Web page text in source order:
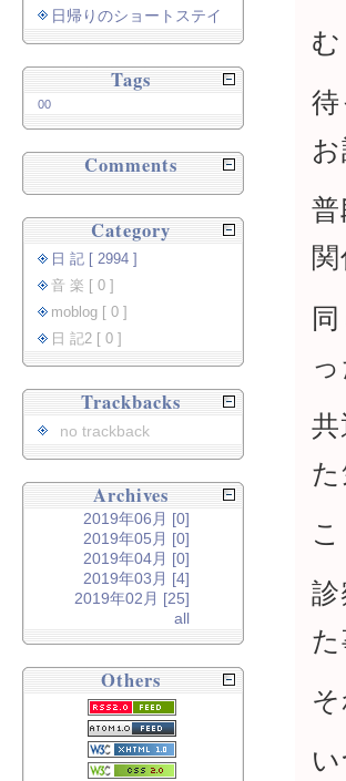
っ
た
日帰りのショートステイ
Tags
00
Comments
Category
日 記 [ 2994 ]
音 楽 [ 0 ]
moblog [ 0 ]
日 記2 [ 0 ]
Trackbacks
no trackback
Archives
2019年06月 [0]
2019年05月 [0]
2019年04月 [0]
2019年03月 [4]
2019年02月 [25]
all
Others